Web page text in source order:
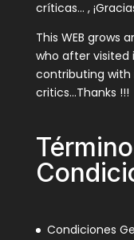
críticas… ,
This WEB grows
who after visited
contributing with
critics…Thanks !!!
Condiciones